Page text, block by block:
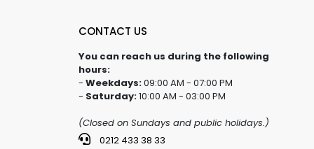
CONTACT US
You can reach us during the following
hours:
- Weekdays:09:00 AM - 07:00 PM
- Saturday:10:00 AM - 03:00 PM
(Closed on Sundays and public holidays.)
0212 433 38 33